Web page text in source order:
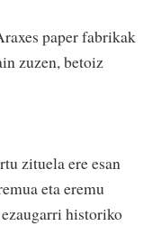
paper fabrikak
zuzen, betoiz
zituela ere esan
eta eremu
historiko